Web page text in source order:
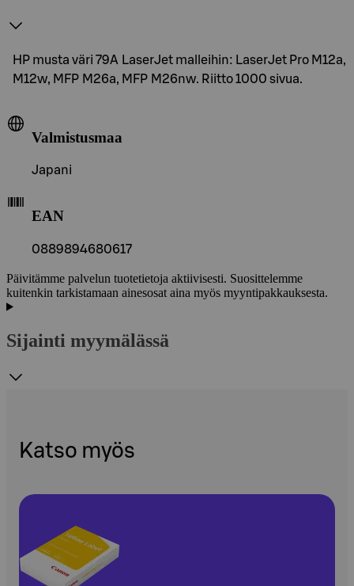
HP musta väri 79A LaserJet malleihin: LaserJet Pro M12a,
M12w, MFP M26a, MFP M26nw. Riitto 1000 sivua.
Valmistusmaa
Japani
EAN
0889894680617
Päivitämme palvelun tuotetietoja aktiivisesti. Suosittelemme
kuitenkin tarkistamaan ainesosat aina myös myyntipakkauksesta.
Sijainti myymälässä
Katso myös